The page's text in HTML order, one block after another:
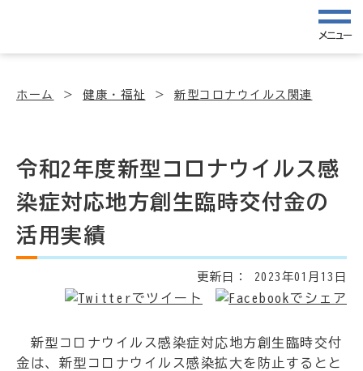
メニュー
ホーム 健康・福祉 新型コロナウイルス関連
令和2年度新型コロナウイルス感
染症対応地方創生臨時交付金の
活用実績
更新日： 2023年01月13日
新型コロナウイルス感染症対応地方創生臨時交付
金は、新型コロナウイルス感染拡大を防止するとと